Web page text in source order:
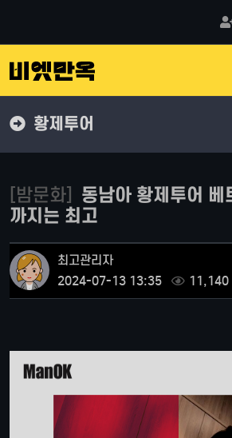
황제투어
[밤문화] 동남아 황제투어 베
까지는 최고
최고관리자
2024-07-13 13:35
11,140